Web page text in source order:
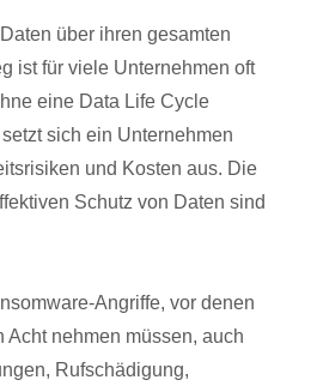
über ihren gesamten
ist für viele Unternehmen oft
eine Data Life Cycle
sich ein Unternehmen
und Kosten aus. Die
Schutz von Daten sind
Angriffe, vor denen
Acht nehmen müssen, auch
Rufschädigung,